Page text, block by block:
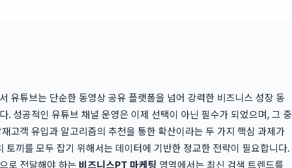
유튜브는 단순한 동영상 공유 플랫폼을 넘어 강력한 비즈니스 성장 동
. 성공적인 유튜브 채널 운영은 이제 선택이 아닌 필수가 되었으며, 그 중
고객 유입과 알고리즘의 추천을 통한 확산이라는 두 가지 핵심 과제가
토끼를 모두 잡기 위해서는 데이터에 기반한 정교한 전략이 필요합니다.
로 전달해야 하는 비즈니스PT 마케팅 영역에서는 최신 검색 트렌드를